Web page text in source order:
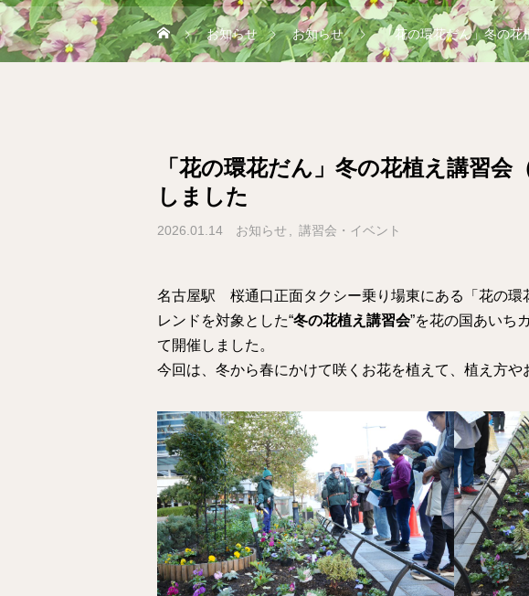
お知らせ お知らせ 「花の環花だん」冬の
「花の環花だん」冬の花植え講習会
しました
2026.01.14 お知らせ 講習会・イベント
名古屋駅 桜通口正面タクシー乗り場東にある「花の環
レンドを対象とした“冬の花植え講習会”を花の国あいち
て開催しました。
今回は、冬から春にかけて咲くお花を植えて、植え方や